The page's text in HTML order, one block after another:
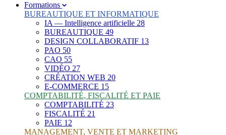
Formations
BUREAUTIQUE ET INFORMATIQUE
IA — Intelligence artificielle 28
BUREAUTIQUE 49
DESIGN COLLABORATIF 13
PAO 50
CAO 55
VIDÉO 27
CRÉATION WEB 20
E-COMMERCE 15
COMPTABILITÉ, FISCALITÉ ET PAIE
COMPTABILITÉ 23
FISCALITÉ 21
PAIE 12
MANAGEMENT, VENTE ET MARKETING